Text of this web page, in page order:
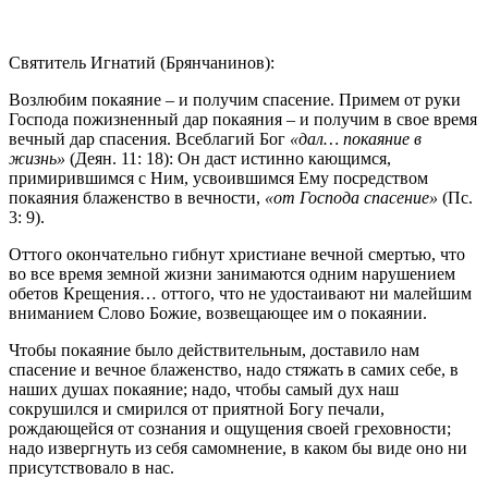
Святитель Игнатий (Брянчанинов):
Возлюбим покаяние – и получим спасение. Примем от руки
Господа пожизненный дар покаяния – и получим в свое время
вечный дар спасения. Всеблагий Бог «дал… покаяние в
жизнь» (Деян. 11: 18): Он даст истинно кающимся,
примирившимся с Ним, усвоившимся Ему посредством
покаяния блаженство в вечности, «от Господа спасение» (Пс.
3: 9).
Оттого окончательно гибнут христиане вечной смертью, что
во все время земной жизни занимаются одним нарушением
обетов Крещения… оттого, что не удостаивают ни малейшим
вниманием Слово Божие, возвещающее им о покаянии.
Чтобы покаяние было действительным, доставило нам
спасение и вечное блаженство, надо стяжать в самих себе, в
наших душах покаяние; надо, чтобы самый дух наш
сокрушился и смирился от приятной Богу печали,
рождающейся от сознания и ощущения своей греховности;
надо извергнуть из себя самомнение, в каком бы виде оно ни
присутствовало в нас.